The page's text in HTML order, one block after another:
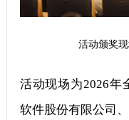
活动颁奖
活动现场为2026年
软件股份有限公司